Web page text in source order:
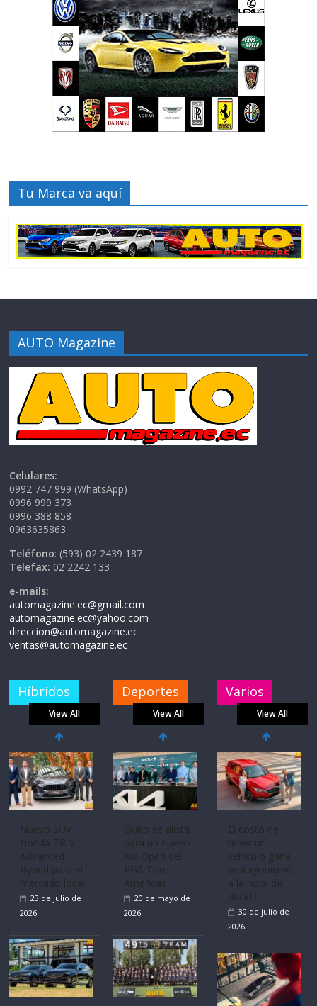
Tu Marca va aquí
AUTO Magazine
Celulares:
0992 747 999 (WhatsApp)
0996 999 373
0996 388 858
0963635863
Teléfono: (593) 02 2439 187
Telefax: 02 2242 133
e-mails:
automagazine.ec@gmail.com
automagazine.ec@yahoo.com
direccion@automagazine.ec
ventas@automagazine.ec
Híbridos
View All
Nuevo SUV
Honda ZR-V
Advanced
Hybrid para el
mercado local
23 de julio de
2026
Deportes
View All
Quito se alista
para un nuevo
Kia Open del
PGA Tour
Americas
20 de mayo de
2026
Varios
View All
El costo de
tener un
vehículo gana
protagonismo
a la hora de
decidir
30 de julio de
2026